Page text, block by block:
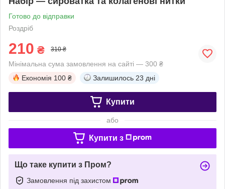
Готово до відправки
Роздріб
210 ₴ 310 ₴
Мінімальна сума замовлення на сайті — 300 ₴
Економія 100 ₴ Залишилось 23 дні
Купити
або
Купити з
Що таке купити з Пром?
Замовлення під захистом